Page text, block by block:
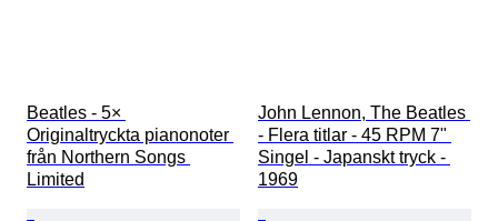
Beatles - 5×
Originaltryckta pianonoter
från Northern Songs
Limited
John Lennon, The Beatles
- Flera titlar - 45 RPM 7"
Singel - Japanskt tryck -
1969